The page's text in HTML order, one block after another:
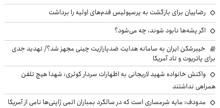
رضاییان برای بازگشت به پرسپولیس قدم‌های اولیه را برداشت
اگر پشه‌ها نابود شوند، چه می‌شود؟
خیبرشکن ایران به سامانه هدایت ضدپارازیت چینی مجهز شد؟/ تهدید جدی
برای پاتریوت و تاد آمریکا
واکنش خانواده شهید لاریجانی به اظهارات سردار کوثری: شهدا هیچ تلفن
همراهی نداشتند
مدودف: مایه شرمساری است که در سالگرد بمباران اتمی ژاپنی‌ها نامی از آمریکا